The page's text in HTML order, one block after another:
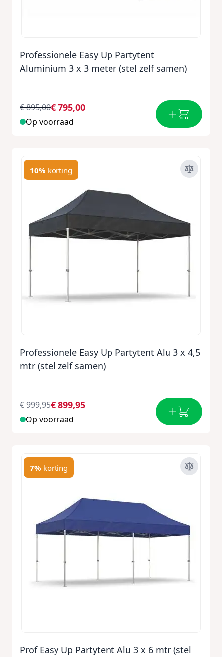
Professionele Easy Up Partytent
Aluminium 3 x 3 meter (stel zelf samen)
€ 795,00
€ 895,00
Op voorraad
10% korting
Professionele Easy Up Partytent Alu 3 x 4,5
mtr (stel zelf samen)
€ 899,95
€ 999,95
Op voorraad
7% korting
Prof Easy Up Partytent Alu 3 x 6 mtr (stel